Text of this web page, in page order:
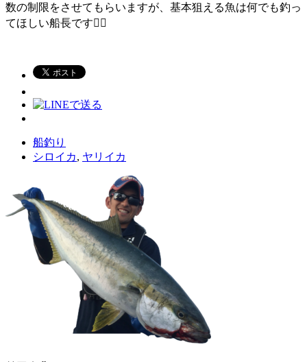
数の制限をさせてもらいますが、基本狙える魚は何でも釣っ
てほしい船長です🙆‍♂️
船釣り
シロイカ, ヤリイカ